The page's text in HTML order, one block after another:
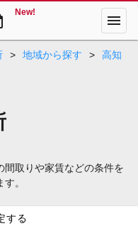
New! menu
> 地域から探す >
高知
間取りや家賃などの条件を
。
する